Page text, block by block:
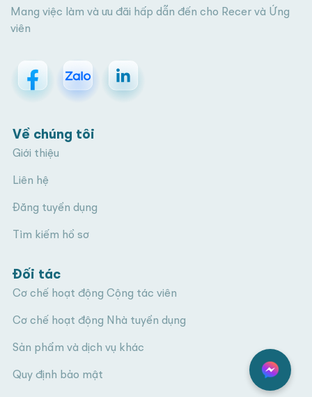
Mang việc làm và ưu đãi hấp dẫn đến cho Recer và Ứng
viên
Về chúng tôi
Giới thiệu
Liên hệ
Đăng tuyển dụng
Tìm kiếm hồ sơ
Đối tác
Cơ chế hoạt động Cộng tác viên
Cơ chế hoạt động Nhà tuyển dụng
Sản phẩm và dịch vụ khác
Quy định bảo mật